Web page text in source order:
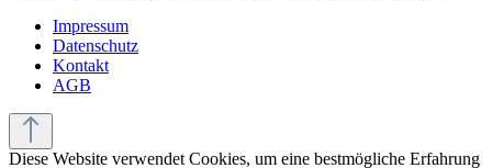
Impressum
Datenschutz
Kontakt
AGB
Diese Website verwendet Cookies, um eine bestmögliche Erfahrung